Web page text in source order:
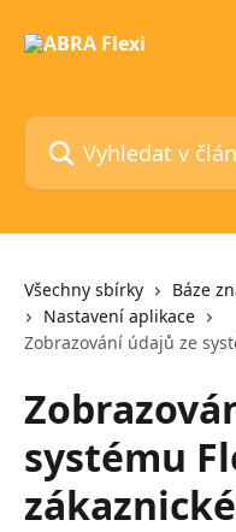
Vyhledat v článcích…
Všechny sbírky
Báze
Nastavení aplikace
Zobrazování údajů ze
systému